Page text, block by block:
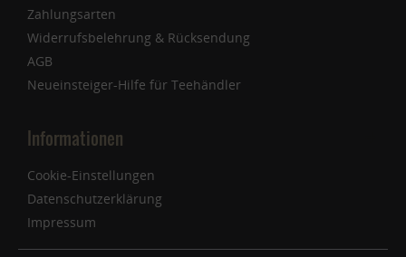
Zahlungsarten
Widerrufsbelehrung & Rücksendung
AGB
Neueinsteiger-Hilfe für Teehändler
Informationen
Cookie-Einstellungen
Datenschutzerklärung
Impressum